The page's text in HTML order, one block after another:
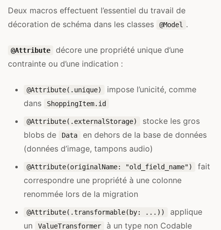
Deux macros effectuent l’essentiel du travail de
décoration de schéma dans les classes
@Model .
@Attribute
décore une propriété unique d’une
contrainte ou d’une indication :
@Attribute(.unique)
impose l’unicité, comme
dans
ShoppingItem.id
@Attribute(.externalStorage)
stocke les gros
blobs de
Data
en dehors de la base de données
(données d’image, tampons audio)
@Attribute(originalName: "old_field_name")
fait
correspondre une propriété à une colonne
renommée lors de la migration
@Attribute(.transformable(by: ...))
applique
un
ValueTransformer à un type non Codable